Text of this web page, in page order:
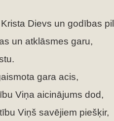
Dievs un godības
un atklāsmes garu,
gara acis,
Viņa aicinājums dod,
Viņš savējiem piešķir,